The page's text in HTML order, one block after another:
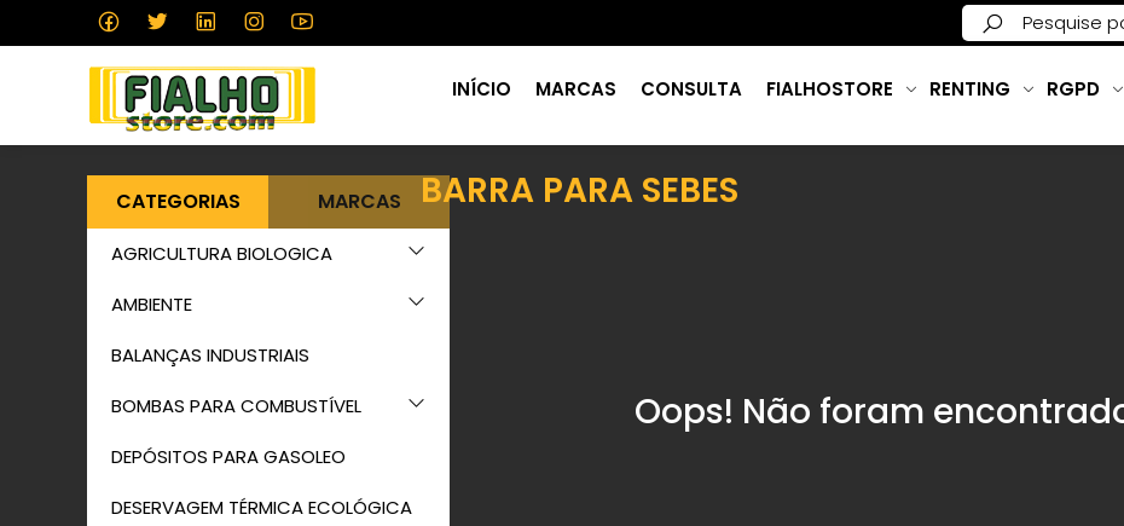
INÍCIO MARCAS CONSULTA FIALHOSTORE RENTING RGPD
CATEGORIAS MARCAS
AGRICULTURA BIOLOGICA
AMBIENTE
BALANÇAS INDUSTRIAIS
BOMBAS PARA COMBUSTÍVEL
DEPÓSITOS PARA GASOLEO
DESERVAGEM TÉRMICA ECOLÓGICA
BARRA PARA SEBES
Oops! Não foram